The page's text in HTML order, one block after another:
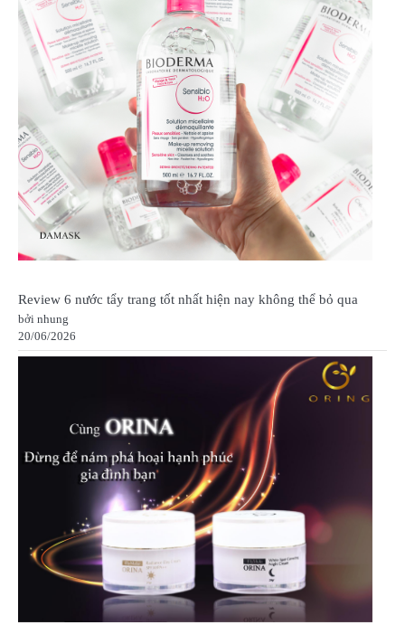
Review 6 nước tẩy trang tốt nhất hiện nay không thể bỏ qua
bởi nhung
20/06/2026